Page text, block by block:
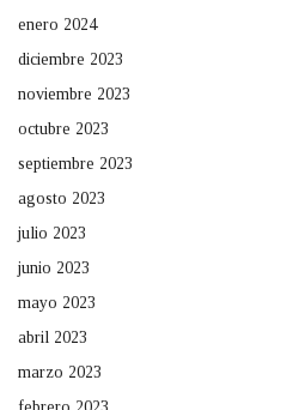
enero 2024
diciembre 2023
noviembre 2023
octubre 2023
septiembre 2023
agosto 2023
julio 2023
junio 2023
mayo 2023
abril 2023
marzo 2023